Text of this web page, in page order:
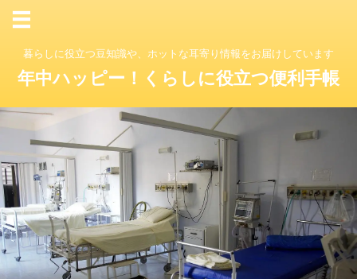
暮らしに役立つ豆知識や、ホットな耳寄り情報をお届けしています
年中ハッピー！くらしに役立つ便利手帳